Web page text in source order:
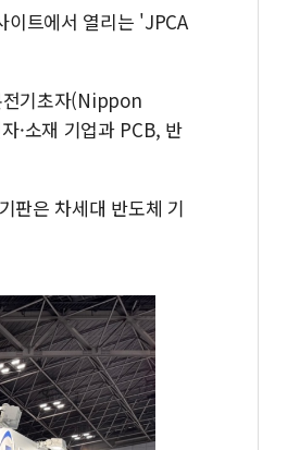
이트에서 열리는 'JPCA
전기초자(Nippon
소재 기업과 PCB, 반
판은 차세대 반도체 기